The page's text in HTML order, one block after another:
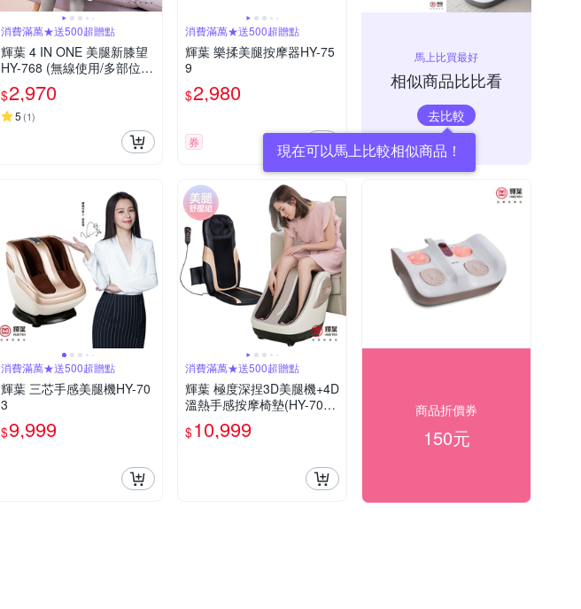
消費滿萬★送500超贈點
輝葉 4 IN ONE 美腿新膝望
HY-768 (無線使用/多部位按
摩/三段力度三種按摩手法調
節)
$2,970
5 (1)
消費滿萬★送500超贈點
輝葉 樂揉美腿按摩器HY-75
9
$2,980
券
馬上比買最好
相似商品比比看
去比較
現在可以馬上比較相似商品！
消費滿萬★送500超贈點
輝葉 三芯手感美腿機HY-70
3
$9,999
消費滿萬★送500超贈點
輝葉 極度深捏3D美腿機+4D
溫熱手感按摩椅墊(HY-702+
HY-633)
$10,999
商品折價券
150元